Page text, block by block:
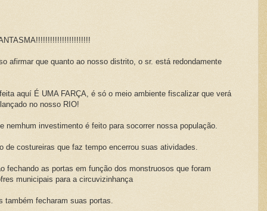
afirmar que quanto ao nosso distrito, o sr. está redondamente
aquí É UMA FARÇA, é só o meio ambiente fiscalizar que verá
no nosso RIO!
nemhum investimento é feito para socorrer nossa população.
de costureiras que faz tempo encerrou suas atividades.
fechando as portas em função dos monstruosos que foram
municipais para a circuvizinhança
também fecharam suas portas.